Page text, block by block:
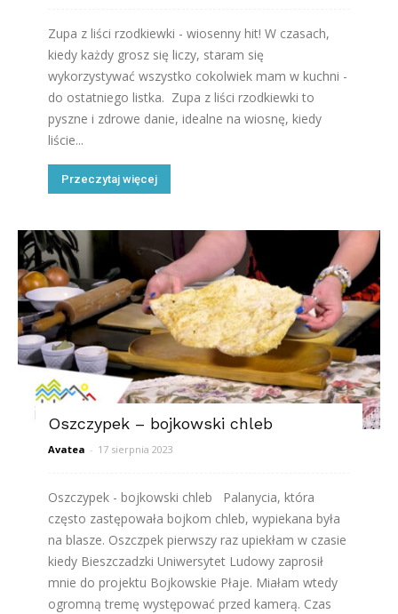
Zupa z liści rzodkiewki - wiosenny hit! W czasach,
kiedy każdy grosz się liczy, staram się
wykorzystywać wszystko cokolwiek mam w kuchni -
do ostatniego listka. Zupa z liści rzodkiewki to
pyszne i zdrowe danie, idealne na wiosnę, kiedy
liście...
Przeczytaj więcej
Oszczypek – bojkowski chleb
Avatea - 17 sierpnia 2023
Oszczypek - bojkowski chleb Palanycia, która
często zastępowała bojkom chleb, wypiekana była
na blasze. Oszczpek pierwszy raz upiekłam w czasie
kiedy Bieszczadzki Uniwersytet Ludowy zaprosił
mnie do projektu Bojkowskie Płaje. Miałam wtedy
ogromną tremę występować przed kamerą. Czas